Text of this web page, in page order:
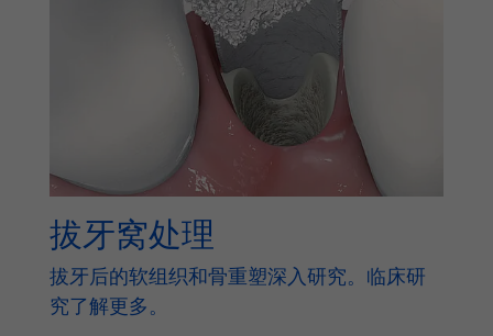
拔牙窝处理
拔牙后的软组织和骨重塑深入研究。临床研
究了解更多。